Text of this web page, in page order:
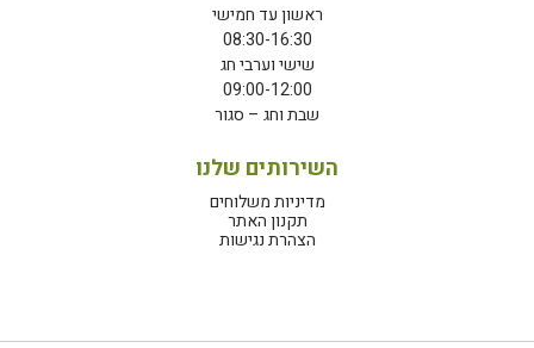
ראשון עד חמישי
08:30-16:30
שישי וערבי חג
09:00-12:00
שבת וחג – סגור
השירותים שלנו
מדיניות משלוחים
תקנון האתר
הצהרת נגישות